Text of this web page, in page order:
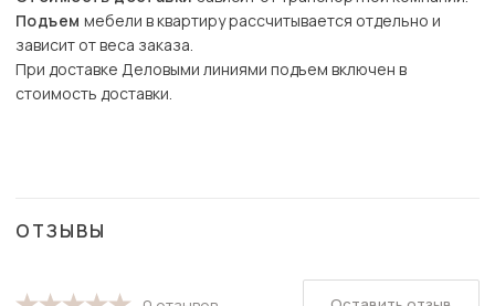
Подъем мебели в квартиру рассчитывается отдельно и
зависит от веса заказа.
При доставке Деловыми линиями подъем включен в
стоимость доставки.
ОТЗЫВЫ